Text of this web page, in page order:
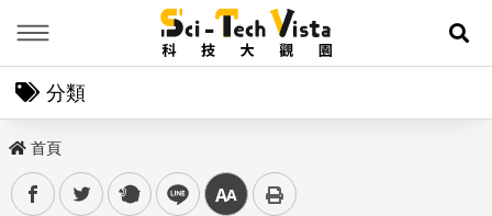
展
分類
首頁
facebooktwitter plurk line 中